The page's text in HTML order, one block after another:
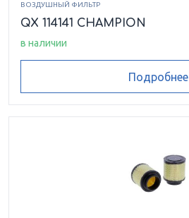
ВОЗДУШНЫЙ ФИЛЬТР
QX 114141 CHAMPION
в наличии
Подробнее